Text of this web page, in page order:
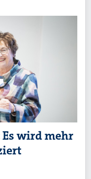
wird mehr